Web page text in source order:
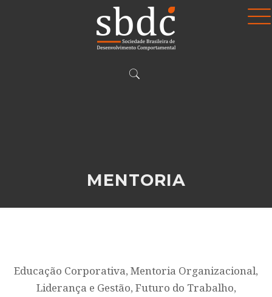
MENTORIA
Educação Corporativa, Mentoria Organizacional,
Liderança e Gestão, Futuro do Trabalho,